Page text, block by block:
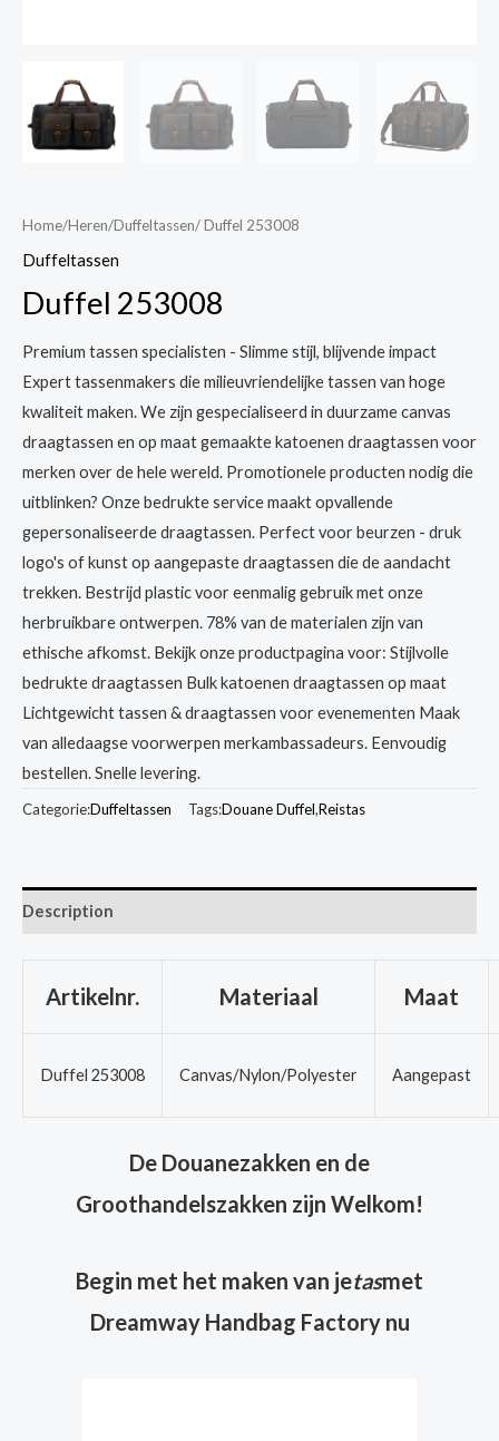
Home/Heren/Duffeltassen/ Duffel 253008
Duffeltassen
Duffel 253008
Premium tassen specialisten - Slimme stijl, blijvende impact
Expert tassenmakers die milieuvriendelijke tassen van hoge
kwaliteit maken. We zijn gespecialiseerd in duurzame canvas
draagtassen en op maat gemaakte katoenen draagtassen voor
merken over de hele wereld. Promotionele producten nodig die
uitblinken? Onze bedrukte service maakt opvallende
gepersonaliseerde draagtassen. Perfect voor beurzen - druk
logo's of kunst op aangepaste draagtassen die de aandacht
trekken. Bestrijd plastic voor eenmalig gebruik met onze
herbruikbare ontwerpen. 78% van de materialen zijn van
ethische afkomst. Bekijk onze productpagina voor: Stijlvolle
bedrukte draagtassen Bulk katoenen draagtassen op maat
Lichtgewicht tassen & draagtassen voor evenementen Maak
van alledaagse voorwerpen merkambassadeurs. Eenvoudig
bestellen. Snelle levering.
Categorie:Duffeltassen Tags:Douane Duffel,Reistas
Description
Artikelnr. Materiaal Maat
Duffel 253008 Canvas/Nylon/Polyester Aangepast
De Douanezakken en de
Groothandelszakken zijn Welkom!
Begin met het maken van jetasmet
Dreamway Handbag Factory nu